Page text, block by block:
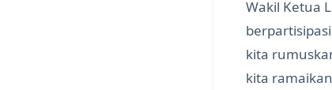
Wakil Ketua
kita
kita